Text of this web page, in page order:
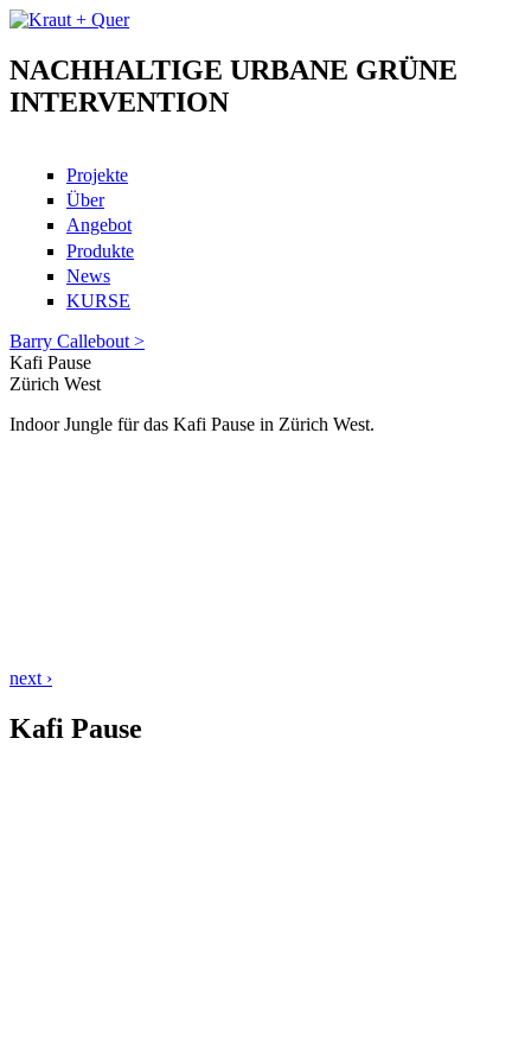
Skip to main content
Kraut + Quer
NACHHALTIGE URBANE GRÜNE
INTERVENTION
Projekte
Über
Angebot
Produkte
News
KURSE
Barry Callebout >
Kafi Pause
Zürich West
Indoor Jungle für das Kafi Pause in Zürich West.
next ›
Kafi Pause